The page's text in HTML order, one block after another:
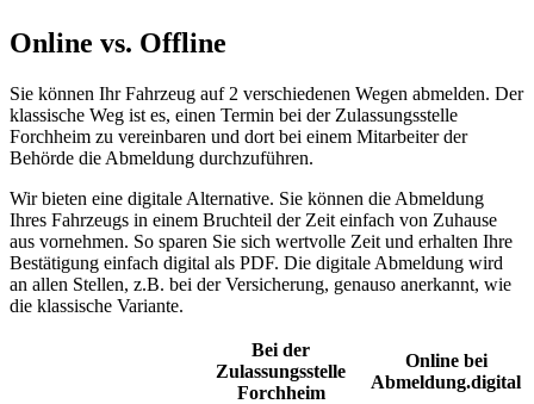
Online vs. Offline
Sie können Ihr Fahrzeug auf 2 verschiedenen Wegen abmelden. Der
klassische Weg ist es, einen Termin bei der Zulassungsstelle
Forchheim zu vereinbaren und dort bei einem Mitarbeiter der
Behörde die Abmeldung durchzuführen.
Wir bieten eine digitale Alternative. Sie können die Abmeldung
Ihres Fahrzeugs in einem Bruchteil der Zeit einfach von Zuhause
aus vornehmen. So sparen Sie sich wertvolle Zeit und erhalten Ihre
Bestätigung einfach digital als PDF. Die digitale Abmeldung wird
an allen Stellen, z.B. bei der Versicherung, genauso anerkannt, wie
die klassische Variante.
Bei der
Zulassungsstelle
Forchheim
Online bei
Abmeldung.digital